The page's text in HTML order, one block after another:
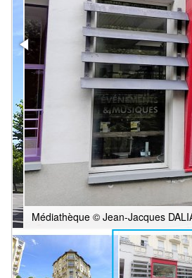
Médiathèque © Jean-Jacques DALIA